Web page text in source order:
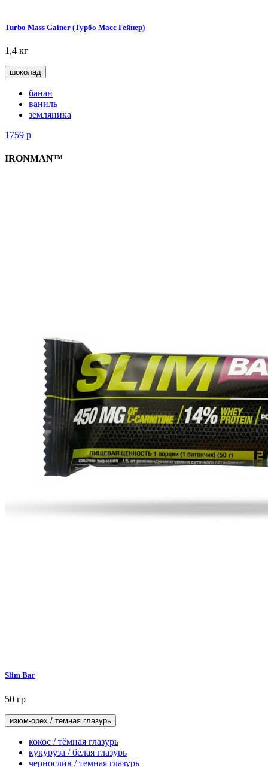
Turbo Mass Gainer (Турбо Масс Гейнер)
1,4 кг
шоколад
банан
ваниль
земляника
1759 р
IRONMAN™
Slim Bar
50 гр
изюм-орех / темная глазурь
кокос / тёмная глазурь
кукуруза / белая глазурь
чернослив / темная глазурь